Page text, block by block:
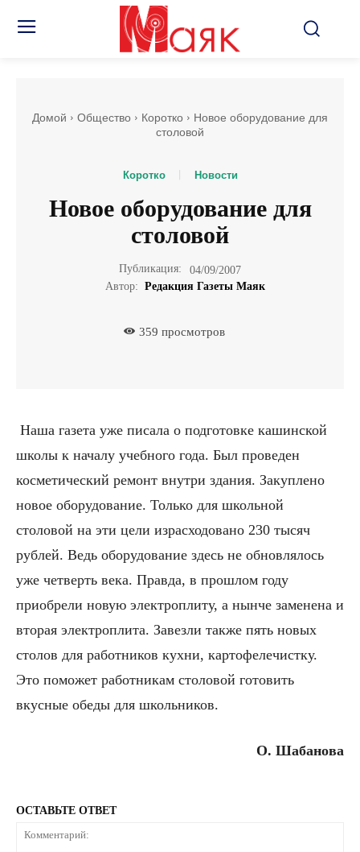
Домой Общество Коротко
Новое оборудование для
столовой
Коротко Новости
Новое оборудование для
столовой
Публикация:
04/09/2007
Автор: Редакция Газеты Маяк
359 просмотров
Наша газета уже писала о подготовке кашинской
школы к началу учебного года. Был проведен
косметический ремонт внутри здания. Закуплено
новое оборудование. Только для школьной
столовой на эти цели израсходовано 230 тысяч
рублей. Ведь оборудование здесь не обновлялось
уже четверть века. Правда, в прошлом году
приобрели новую электроплиту, а нынче заменена и
вторая электроплита. Завезли также пять новых
столов для работников кухни, картофелечистку.
Это поможет работникам столовой готовить
вкусные обеды для школьников.
О. Шабанова
ОСТАВЬТЕ ОТВЕТ